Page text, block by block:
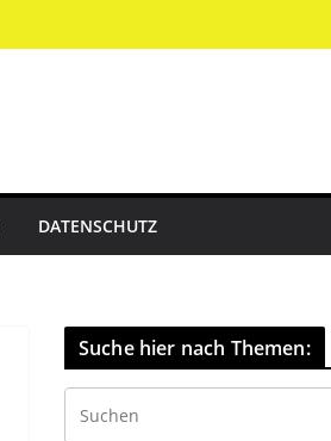
DATENSCHUTZ
Suche hier nach Themen: